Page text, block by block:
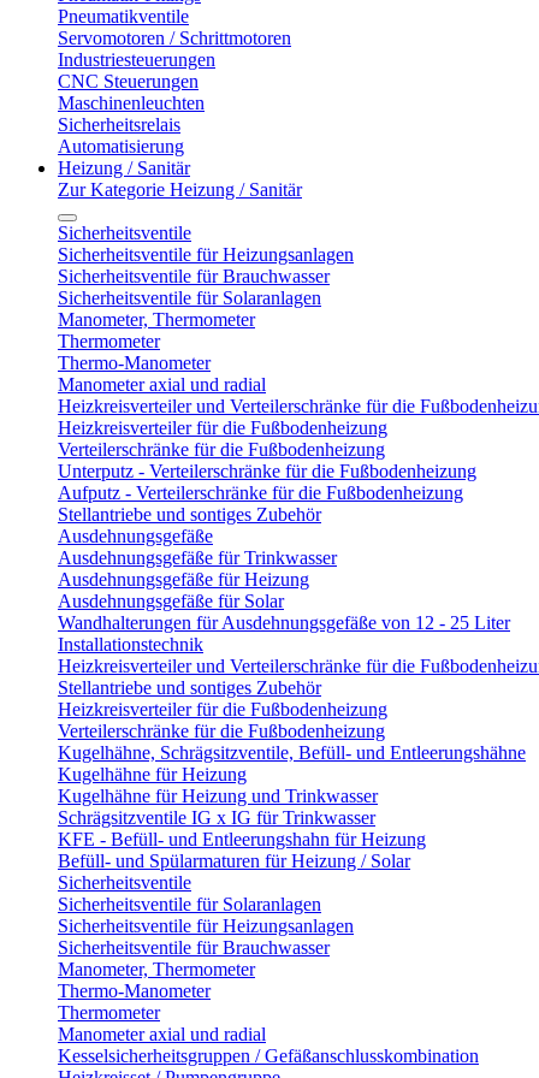
Pneumatikventile
Servomotoren / Schrittmotoren
Industriesteuerungen
CNC Steuerungen
Maschinenleuchten
Sicherheitsrelais
Automatisierung
Heizung / Sanitär
Zur Kategorie Heizung / Sanitär
Sicherheitsventile
Sicherheitsventile für Heizungsanlagen
Sicherheitsventile für Brauchwasser
Sicherheitsventile für Solaranlagen
Manometer, Thermometer
Thermometer
Thermo-Manometer
Manometer axial und radial
Heizkreisverteiler und Verteilerschränke für die
Heizkreisverteiler für die Fußbodenheizung
Verteilerschränke für die Fußbodenheizung
Unterputz - Verteilerschränke für die Fußbodenheizung
Aufputz - Verteilerschränke für die Fußbodenheizung
Stellantriebe und sontiges Zubehör
Ausdehnungsgefäße
Ausdehnungsgefäße für Trinkwasser
Ausdehnungsgefäße für Heizung
Ausdehnungsgefäße für Solar
Wandhalterungen für Ausdehnungsgefäße von 12 - 25 Liter
Installationstechnik
Heizkreisverteiler und Verteilerschränke für die
Stellantriebe und sontiges Zubehör
Heizkreisverteiler für die Fußbodenheizung
Verteilerschränke für die Fußbodenheizung
Kugelhähne, Schrägsitzventile, Befüll- und Entleerungshähne
Kugelhähne für Heizung
Kugelhähne für Heizung und Trinkwasser
Schrägsitzventile IG x IG für Trinkwasser
KFE - Befüll- und Entleerungshahn für Heizung
Befüll- und Spülarmaturen für Heizung / Solar
Sicherheitsventile
Sicherheitsventile für Solaranlagen
Sicherheitsventile für Heizungsanlagen
Sicherheitsventile für Brauchwasser
Manometer, Thermometer
Thermo-Manometer
Thermometer
Manometer axial und radial
Kesselsicherheitsgruppen / Gefäßanschlusskombination